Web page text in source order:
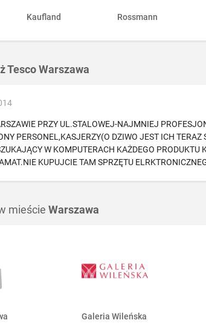
Kaufland Rossmann
Tesco Warszawa
PRZY UL.STALOWEJ-NAJMNIEJ
PERSONEL,KASJERZY(O DZIWO JEST ICH
W KOMPUTERACH KAŻDEGO
KUPUJCIE TAM SPRZĘTU
mieście Warszawa
Galeria Wileńska